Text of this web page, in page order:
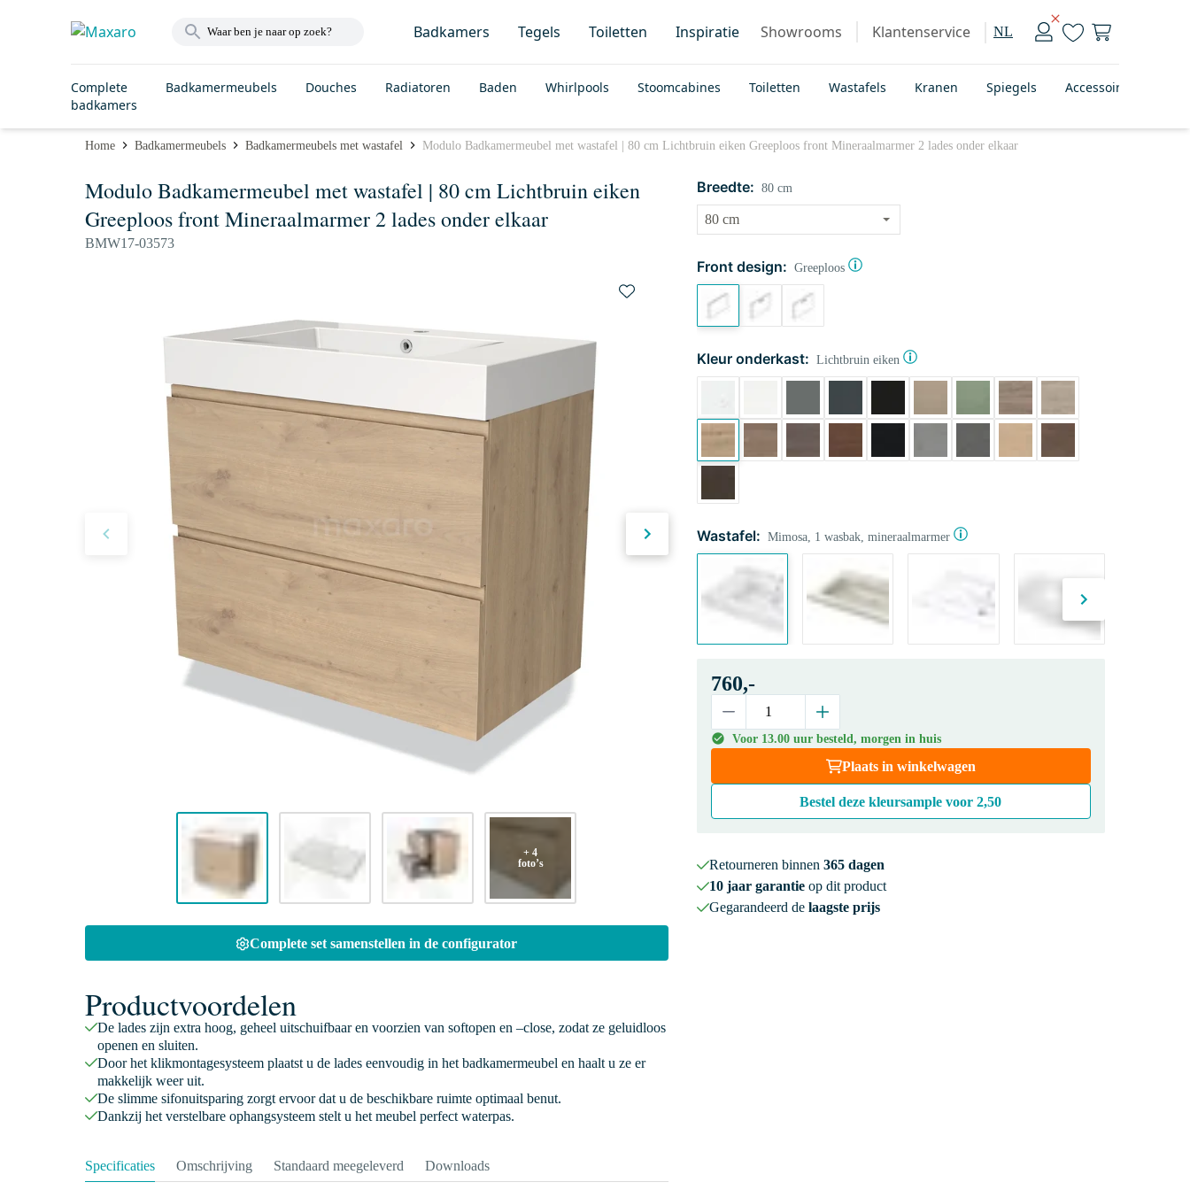
Badkamers Tegels Toiletten Inspiratie Showrooms Klantenservice NL
Complete
badkamers
Badkamermeubels Douches Radiatoren Baden Whirlpools Stoomcabines Toiletten Wastafels Kranen Spiegels Accessoires
Home Badkamermeubels Badkamermeubels met wastafel Modulo Badkamermeubel met wastafel | 80 cm Lichtbruin eiken Greeploos front Mineraalmarmer 2 lades onder elkaar
Modulo Badkamermeubel met wastafel | 80 cm Lichtbruin eiken
Greeploos front Mineraalmarmer 2 lades onder elkaar
BMW17-03573
+ 4
foto’s
Complete set samenstellen in de configurator
Breedte: 80 cm
Front design: Greeploos
Kleur onderkast: Lichtbruin eiken
Wastafel: Mimosa, 1 wasbak, mineraalmarmer
760,-
Voor 13.00 uur besteld, morgen in huis
Plaats in winkelwagen
Bestel deze kleursample voor2,50
Retourneren binnen 365 dagen
10 jaar garantieop dit product
Gegarandeerd de laagste prijs
Productvoordelen
De lades zijn extra hoog, geheel uitschuifbaar en voorzien van softopen en –close, zodat ze geluidloos
openen en sluiten.
Door het klikmontagesysteem plaatst u de lades eenvoudig in het badkamermeubel en haalt u ze er
makkelijk weer uit.
De slimme sifonuitsparing zorgt ervoor dat u de beschikbare ruimte optimaal benut.
Dankzij het verstelbare ophangsysteem stelt u het meubel perfect waterpas.
Specificaties Omschrijving Standaard meegeleverd Downloads